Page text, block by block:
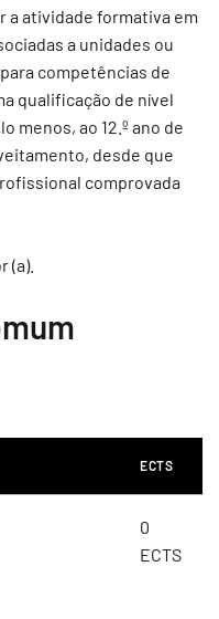
a atividade formativa em
a unidades ou
competências de
qualificação de nível
menos, ao 12.º ano de
desde que
comprovada
(a).
ECTS
0
ECTS